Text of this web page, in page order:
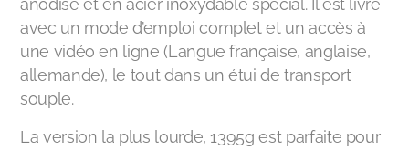
anodisé et en acier inoxydable spécial. Il est livré
avec un mode d’emploi complet et un accès à
une vidéo en ligne (Langue française, anglaise,
allemande), le tout dans un étui de transport
souple.
La version la plus lourde, 1395g est parfaite pour